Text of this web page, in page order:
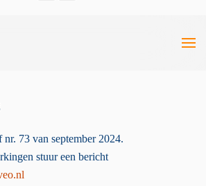
73 van september 2024.
stuur een bericht